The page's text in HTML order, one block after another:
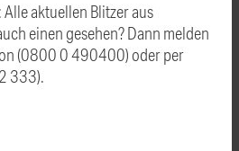
aktuellen Blitzer aus
einen gesehen? Dann melden
(0800 0 490400) oder per
333).